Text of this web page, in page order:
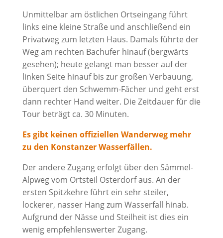
Unmittelbar am östlichen Ortseingang führt
links eine kleine Straße und anschließend ein
Privatweg zum letzten Haus. Damals führte der
Weg am rechten Bachufer hinauf (bergwärts
gesehen); heute gelangt man besser auf der
linken Seite hinauf bis zur großen Verbauung,
überquert den Schwemm-Fächer und geht erst
dann rechter Hand weiter. Die Zeitdauer für die
Tour beträgt ca. 30 Minuten.
Es gibt keinen offiziellen Wanderweg mehr
zu den Konstanzer Wasserfällen.
Der andere Zugang erfolgt über den Sämmel-
Alpweg vom Ortsteil Osterdorf aus. An der
ersten Spitzkehre führt ein sehr steiler,
lockerer, nasser Hang zum Wasserfall hinab.
Aufgrund der Nässe und Steilheit ist dies ein
wenig empfehlenswerter Zugang.